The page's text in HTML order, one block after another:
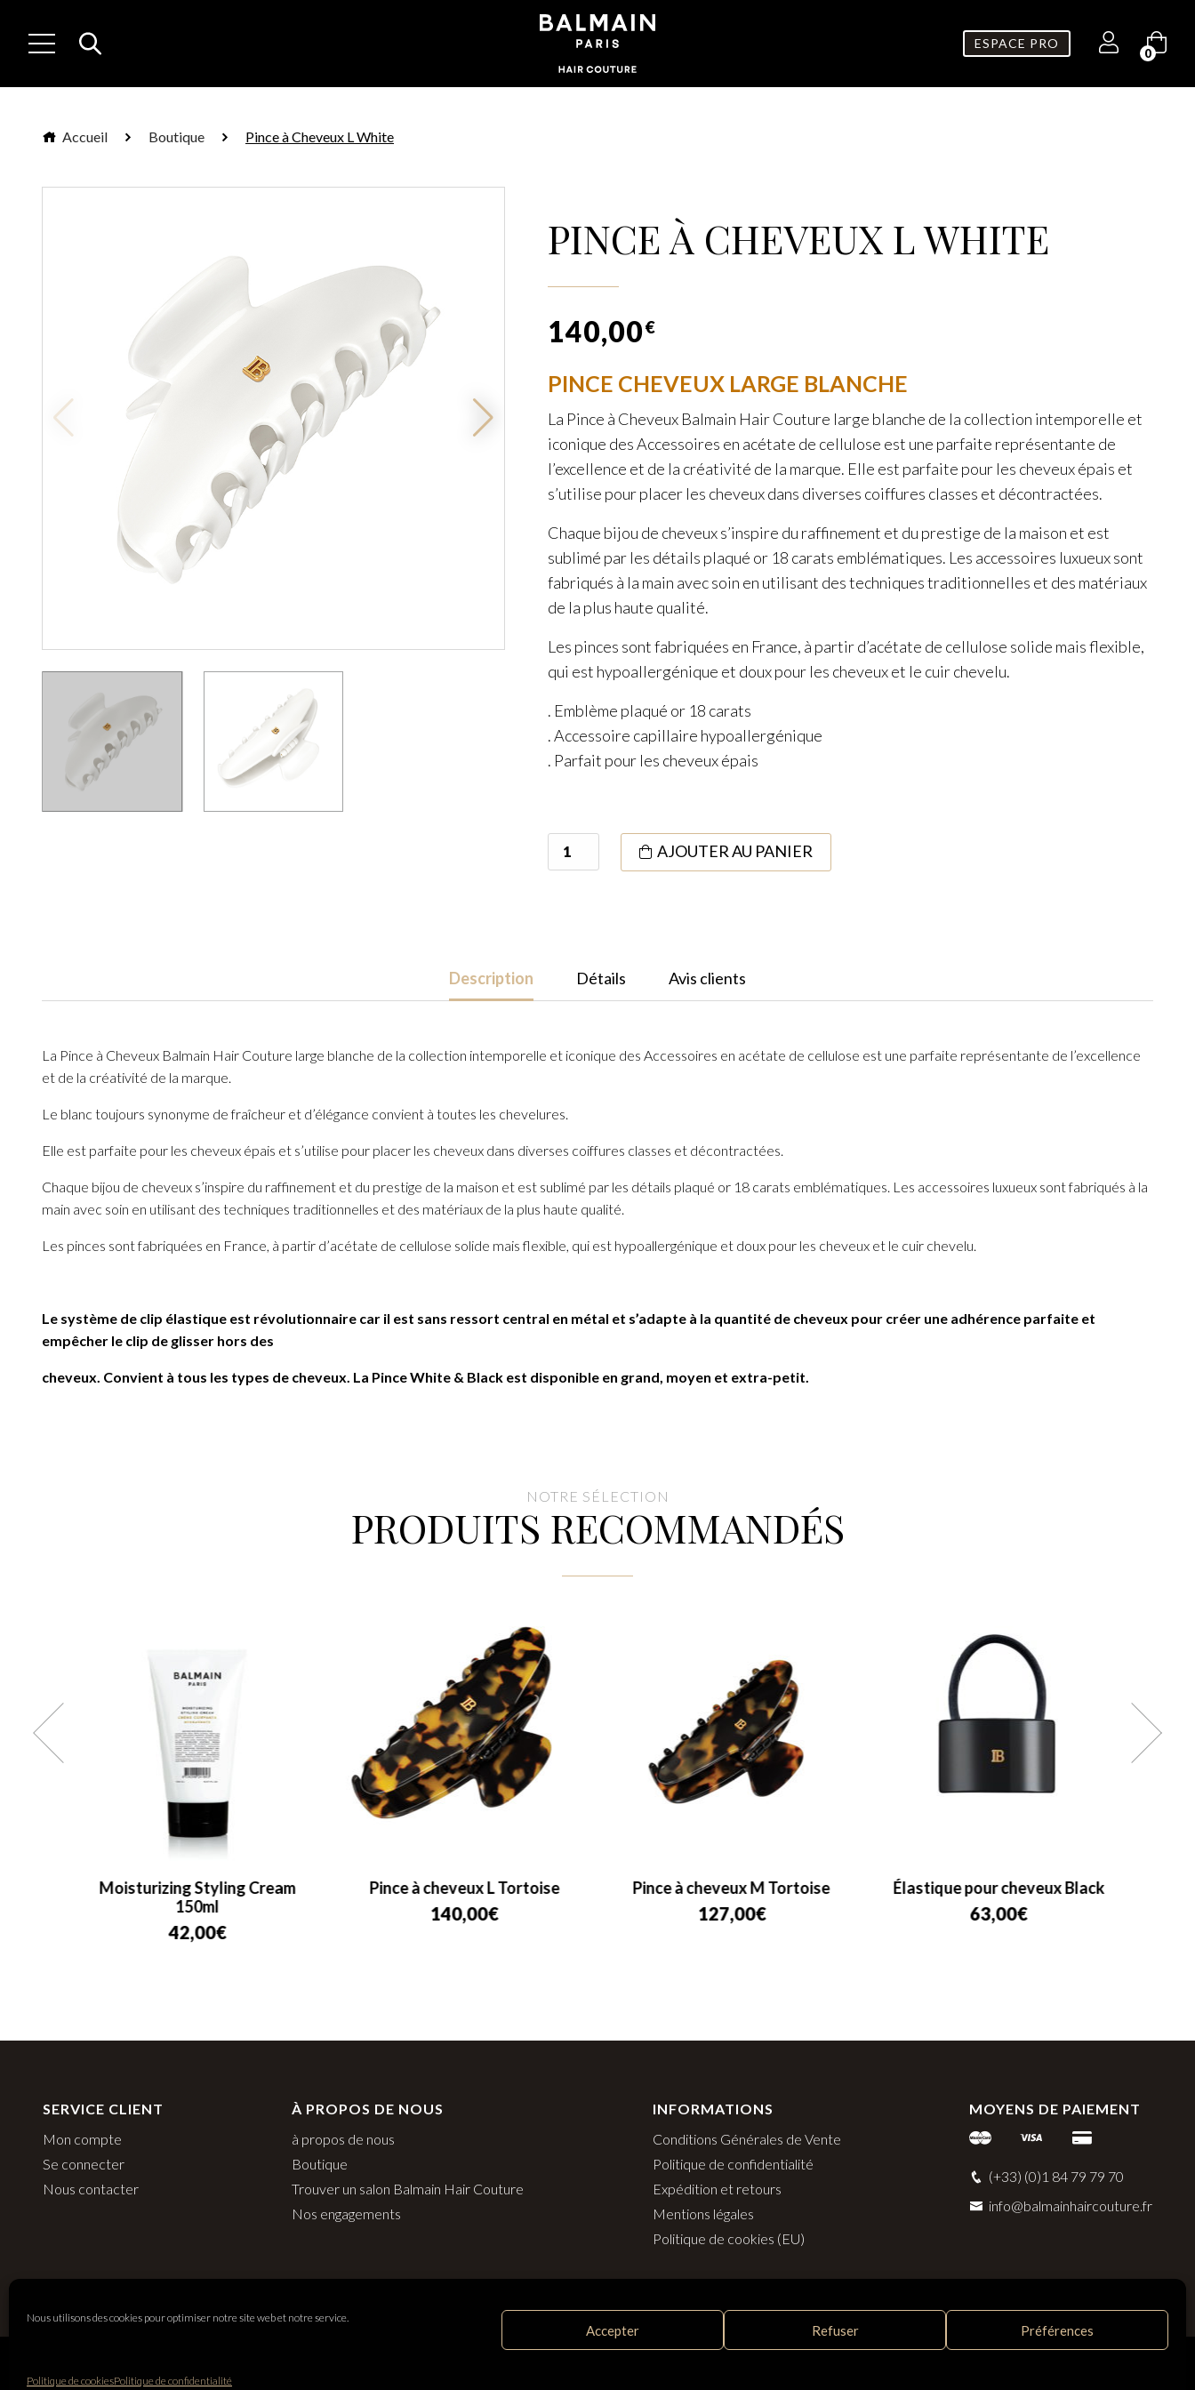
Nous utilisons des cookies pour optimiser notre site web et notre service.
Accepter Refuser Préférences
Politique de cookiesPolitique de confidentialité
ESPACE PRO
0
Accueil Boutique Pince à Cheveux L White
PINCE À CHEVEUX L WHITE
140,00€
PINCE CHEVEUX LARGE BLANCHE
La Pince à Cheveux Balmain Hair Couture large blanche de la collection intemporelle et
iconique des Accessoires en acétate de cellulose est une parfaite représentante de
l’excellence et de la créativité de la marque. Elle est parfaite pour les cheveux épais et
s’utilise pour placer les cheveux dans diverses coiffures classes et décontractées.
Chaque bijou de cheveux s’inspire du raffinement et du prestige de la maison et est
sublimé par les détails plaqué or 18 carats emblématiques. Les accessoires luxueux sont
fabriqués à la main avec soin en utilisant des techniques traditionnelles et des matériaux
de la plus haute qualité.
Les pinces sont fabriquées en France, à partir d’acétate de cellulose solide mais flexible,
qui est hypoallergénique et doux pour les cheveux et le cuir chevelu.
. Emblème plaqué or 18 carats
. Accessoire capillaire hypoallergénique
. Parfait pour les cheveux épais
quantité
de
White
AJOUTER AU PANIER
Description Détails Avis clients
La Pince à Cheveux Balmain Hair Couture large blanche de la collection intemporelle et iconique des Accessoires en acétate de cellulose est une parfaite représentante de l’excellence
et de la créativité de la marque.
Le blanc toujours synonyme de fraîcheur et d’élégance convient à toutes les chevelures.
Elle est parfaite pour les cheveux épais et s’utilise pour placer les cheveux dans diverses coiffures classes et décontractées.
Chaque bijou de cheveux s’inspire du raffinement et du prestige de la maison et est sublimé par les détails plaqué or 18 carats emblématiques. Les accessoires luxueux sont fabriqués à la
main avec soin en utilisant des techniques traditionnelles et des matériaux de la plus haute qualité.
Les pinces sont fabriquées en France, à partir d’acétate de cellulose solide mais flexible, qui est hypoallergénique et doux pour les cheveux et le cuir chevelu.
Le système de clip élastique est révolutionnaire car il est sans ressort central en métal et s’adapte à la quantité de cheveux pour créer une adhérence parfaite et
empêcher le clip de glisser hors des
cheveux. Convient à tous les types de cheveux. La Pince White & Black est disponible en grand, moyen et extra-petit.
NOTRE SÉLECTION
PRODUITS RECOMMANDÉS
Moisturizing Styling Cream
150ml
42,00€
Pince à cheveux L Tortoise
140,00€
Pince à cheveux M Tortoise
127,00€
Élastique pour cheveux Black
63,00€
SERVICE CLIENT
Mon compte
Se connecter
Nous contacter
À PROPOS DE NOUS
à propos de nous
Boutique
Trouver un salon Balmain Hair Couture
Nos engagements
INFORMATIONS
Conditions Générales de Vente
Politique de confidentialité
Expédition et retours
Mentions légales
Politique de cookies (EU)
MOYENS DE PAIEMENT
(+33) (0)1 84 79 79 70
info@balmainhaircouture.fr
Balmain Paris Hair Couture